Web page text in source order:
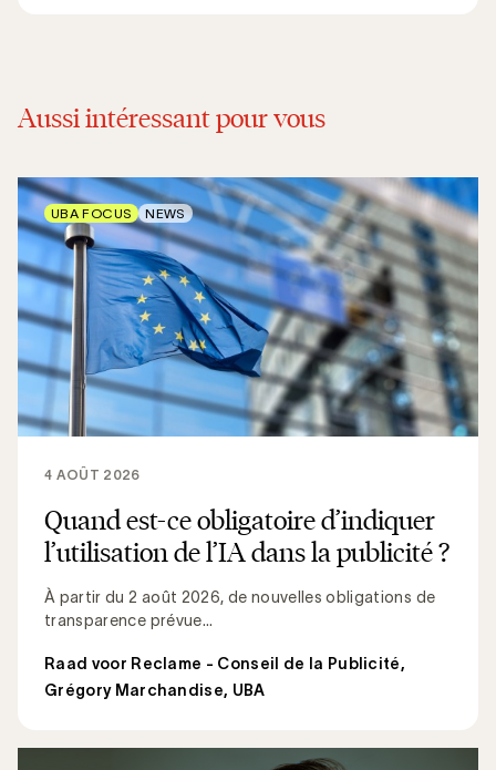
Aussi intéressant pour vous
Quand est-ce obligatoire d’indiquer
l’utilisation de l’IA dans la publicité ?
À partir du 2 août 2026, de nouvelles obligations de
transparence prévue...
4 AOÛT 2026
Raad voor Reclame - Conseil de la Publicité,
Grégory Marchandise, UBA
UBA FOCUS NEWS